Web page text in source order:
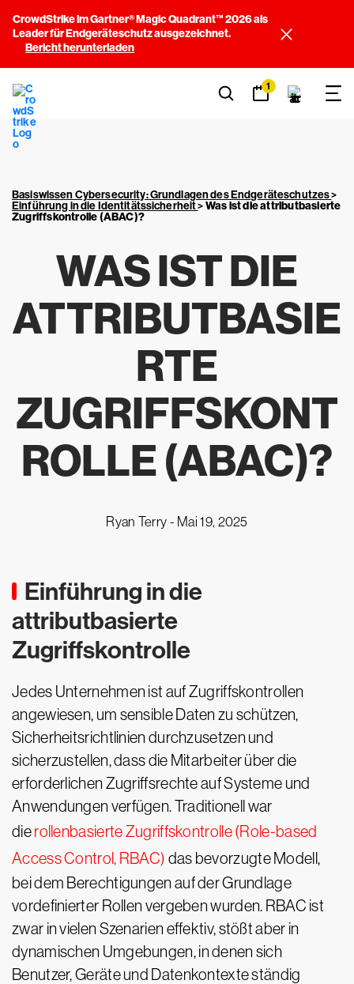
CrowdStrike im Gartner® Magic Quadrant™ 2026 als
Leader für Endgeräteschutz ausgezeichnet.
Bericht herunterladen
1
Basiswissen Cybersecurity: Grundlagen des Endgeräteschutzes>
Einführung in die Identitätssicherheit>Was ist die attributbasierte
Zugriffskontrolle (ABAC)?
WAS IST DIE
ATTRIBUTBASIE
RTE
ZUGRIFFSKONT
ROLLE (ABAC)?
Ryan Terry - Mai 19, 2025
Einführung in die
attributbasierte
Zugriffskontrolle
Jedes Unternehmen ist auf Zugriffskontrollen
angewiesen, um sensible Daten zu schützen,
Sicherheitsrichtlinien durchzusetzen und
sicherzustellen, dass die Mitarbeiter über die
erforderlichen Zugriffsrechte auf Systeme und
Anwendungen verfügen. Traditionell war
dierollenbasierte Zugriffskontrolle (Role-based
Access Control, RBAC) das bevorzugte Modell,
bei dem Berechtigungen auf der Grundlage
vordefinierter Rollen vergeben wurden. RBAC ist
zwar in vielen Szenarien effektiv, stößt aber in
dynamischen Umgebungen, in denen sich
Benutzer, Geräte und Datenkontexte ständig